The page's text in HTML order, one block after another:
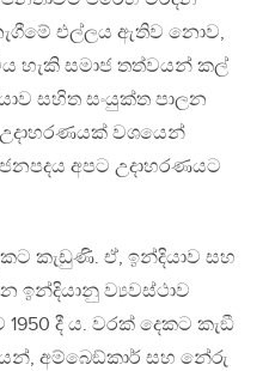
එල්ලය ඇතිව නොව,
හැකි සමාජ තත්වයන් කල්
සහිත සංයුක්ත පාලන
උදාහරණයක් වශයෙන්
අපට උදාහරණයට
කැඩුණි. ඒ, ඉන්දියාව සහ
ඉන්දියානු ව්‍යවස්ථාව
දී ය. වරක් දෙකට කැඞී
අම්බෙඞ්කාර් සහ නේරු